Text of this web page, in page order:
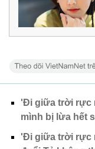
'Đi giữa trời rực
mình bị lừa hết
'Đi giữa trời rực